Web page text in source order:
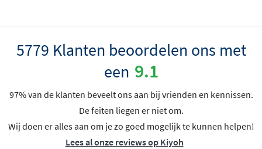
5779 Klanten beoordelen ons met
een 9.1
97% van de klanten beveelt ons aan bij vrienden en kennissen.
De feiten liegen er niet om.
Wij doen er alles aan om je zo goed mogelijk te kunnen helpen!
Lees al onze reviews op Kiyoh